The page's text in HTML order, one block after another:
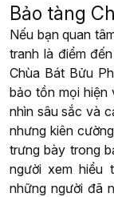
Bảo tàng
Nếu bạn quan
tranh là điểm
Chùa Bát Bửu
bảo tồn mọi hiện
nhìn sâu sắc và
nhưng kiên
trưng bày trong
người xem hiểu
những người đã